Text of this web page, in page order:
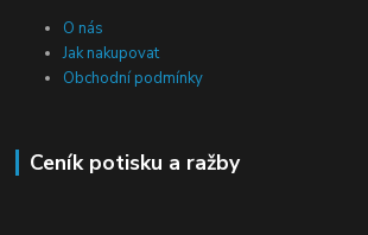
O nás
Jak nakupovat
Obchodní podmínky
Ceník potisku a ražby